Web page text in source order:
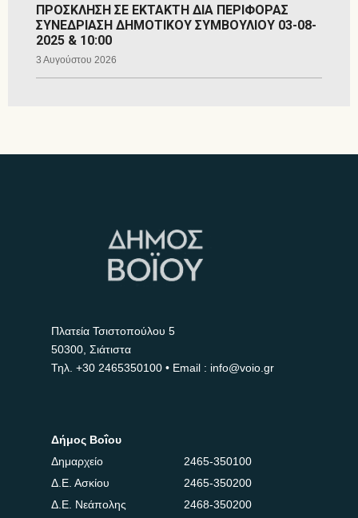
ΠΡΟΣΚΛΗΣΗ ΣΕ ΕΚΤΑΚΤΗ ΔΙΑ ΠΕΡΙΦΟΡΑΣ
ΣΥΝΕΔΡΙΑΣΗ ΔΗΜΟΤΙΚΟΥ ΣΥΜΒΟΥΛΙΟΥ 03-08-
2025 & 10:00
3 Αυγούστου 2026
Πλατεία Τσιστοπούλου 5
50300, Σιάτιστα
Τηλ. +30 2465350100 • Email : info@voio.gr
Δήμος Βοΐου
Δημαρχείο
2465-350100
Δ.Ε. Ασκίου
2465-350200
Δ.Ε. Νεάπολης
2468-350200